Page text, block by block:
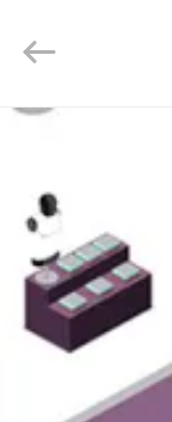
HUIS
VIDEOS
VR-
SHOW
Co.,LTD..